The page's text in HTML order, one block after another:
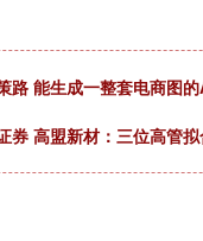
路 能生成一整套电商图
券 高盟新材：三位高管